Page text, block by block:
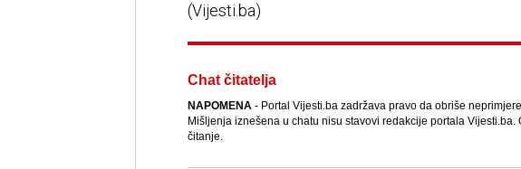
(Vijesti.ba)
Chat čitatelja
NAPOMENA- Portal Vijesti.ba zadržava pravo da obriše
Mišljenja iznešena u chatu nisu stavovi redakcije portala Vijesti.ba.
čitanje.